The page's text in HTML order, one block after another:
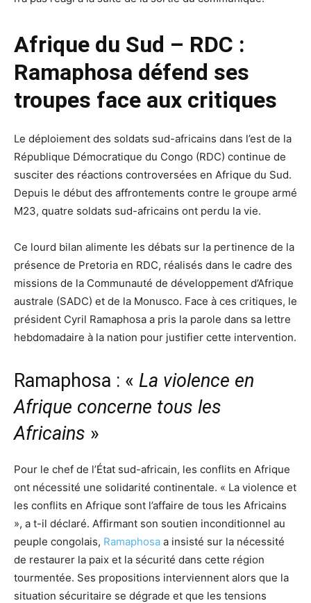
Afrique du Sud – RDC :
Ramaphosa défend ses
troupes face aux critiques
Le déploiement des soldats sud-africains dans l’est de la
République Démocratique du Congo (RDC) continue de
susciter des réactions controversées en Afrique du Sud.
Depuis le début des affrontements contre le groupe armé
M23, quatre soldats sud-africains ont perdu la vie.
Ce lourd bilan alimente les débats sur la pertinence de la
présence de Pretoria en RDC, réalisés dans le cadre des
missions de la Communauté de développement d’Afrique
australe (SADC) et de la Monusco. Face à ces critiques, le
président Cyril Ramaphosa a pris la parole dans sa lettre
hebdomadaire à la nation pour justifier cette intervention.
Ramaphosa : « La violence en
Afrique concerne tous les
Africains »
Pour le chef de l’État sud-africain, les conflits en Afrique
ont nécessité une solidarité continentale. « La violence et
les conflits en Afrique sont l’affaire de tous les Africains
», a t-il déclaré. Affirmant son soutien inconditionnel au
peuple congolais, Ramaphosa a insisté sur la nécessité
de restaurer la paix et la sécurité dans cette région
tourmentée. Ses propositions interviennent alors que la
situation sécuritaire se dégrade et que les tensions